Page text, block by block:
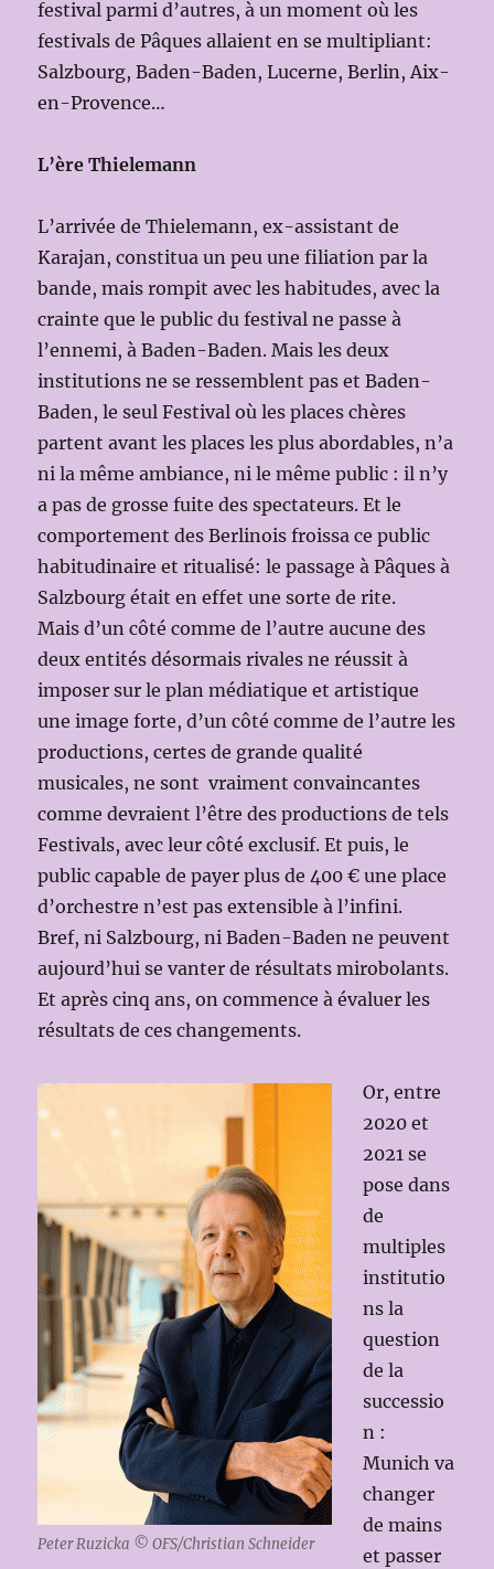
festival parmi d’autres, à un moment où les
festivals de Pâques allaient en se multipliant:
Salzbourg, Baden-Baden, Lucerne, Berlin, Aix-
en-Provence…
L’ère Thielemann
L’arrivée de Thielemann, ex-assistant de
Karajan, constitua un peu une filiation par la
bande, mais rompit avec les habitudes, avec la
crainte que le public du festival ne passe à
l’ennemi, à Baden-Baden. Mais les deux
institutions ne se ressemblent pas et Baden-
Baden, le seul Festival où les places chères
partent avant les places les plus abordables, n’a
ni la même ambiance, ni le même public : il n’y
a pas de grosse fuite des spectateurs. Et le
comportement des Berlinois froissa ce public
habitudinaire et ritualisé: le passage à Pâques à
Salzbourg était en effet une sorte de rite.
Mais d’un côté comme de l’autre aucune des
deux entités désormais rivales ne réussit à
imposer sur le plan médiatique et artistique
une image forte, d’un côté comme de l’autre les
productions, certes de grande qualité
musicales, ne sont vraiment convaincantes
comme devraient l’être des productions de tels
Festivals, avec leur côté exclusif. Et puis, le
public capable de payer plus de 400 € une place
d’orchestre n’est pas extensible à l’infini.
Bref, ni Salzbourg, ni Baden-Baden ne peuvent
aujourd’hui se vanter de résultats mirobolants.
Et après cinq ans, on commence à évaluer les
résultats de ces changements.
Peter Ruzicka © OFS/Christian Schneider
Or, entre
2020 et
2021 se
pose dans
de
multiples
institutio
ns la
question
de la
successio
n :
Munich va
changer
de mains
et passer